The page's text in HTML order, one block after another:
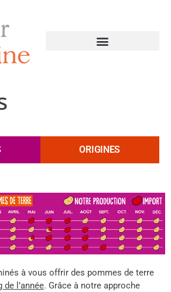
ORIGINES
à vous offrir des pommes de terre
l’année. Grâce à notre approche